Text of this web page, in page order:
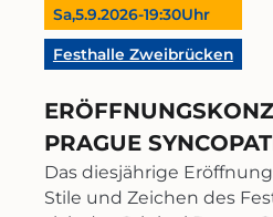
Sa,5.9.2026-19:30Uhr
Festhalle Zweibrücken
PRAGUE
Das diesjährige
Stile und Zeichen des